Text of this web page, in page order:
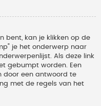
bent, kan je klikken op de
je het onderwerp naar
Als deze link
gebumpt worden. Een
door een antwoord te
met de regels van het